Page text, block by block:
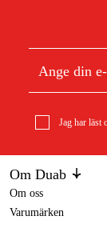
du
med briketter.
När briketterna
För direkt
botten. Har du
brukar det
Jag har läst
Om Duab
Om oss
Varumärken